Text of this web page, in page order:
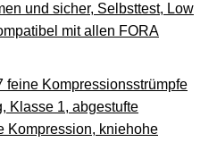
und sicher, Selbsttest, Low
mit allen FORA
feine Kompressionsstrümpfe
Klasse 1, abgestufte
Kompression, kniehohe